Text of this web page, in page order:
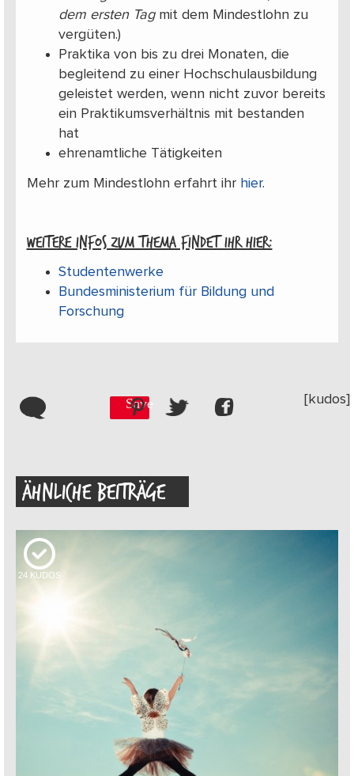
dem ersten Tagmit dem Mindestlohn zu
vergüten.)
Praktika von bis zu drei Monaten, die
begleitend zu einer Hochschulausbildung
geleistet werden, wenn nicht zuvor bereits
ein Praktikumsverhältnis mit bestanden
hat
ehrenamtliche Tätigkeiten
Mehr zum Mindestlohn erfahrt ihr hier.
Weitere Infos zum Thema findet ihr hier:
Studentenwerke
Bundesministerium für Bildung und
Forschung
Save [kudos]
ÄHNLICHE BEITRÄGE
24 KUDOS